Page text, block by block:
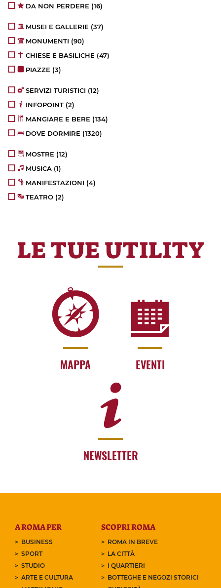
DA NON PERDERE (16)
MUSEI E GALLERIE (37)
MONUMENTI (90)
CHIESE E BASILICHE (47)
PIAZZE (3)
SERVIZI TURISTICI (12)
INFOPOINT (2)
MANGIARE E BERE (134)
DOVE DORMIRE (1320)
MOSTRE (12)
MUSICA (1)
MANIFESTAZIONI (4)
TEATRO (2)
LE TUE UTILITY
MAPPA EVENTI
NEWSLETTER
A ROMA PER
BUSINESS
SPORT
STUDIO
ARTE E CULTURA
SCOPRI ROMA
ROMA IN BREVE
LA CITTÀ
I QUARTIERI
BOTTEGHE E NEGOZI STORICI